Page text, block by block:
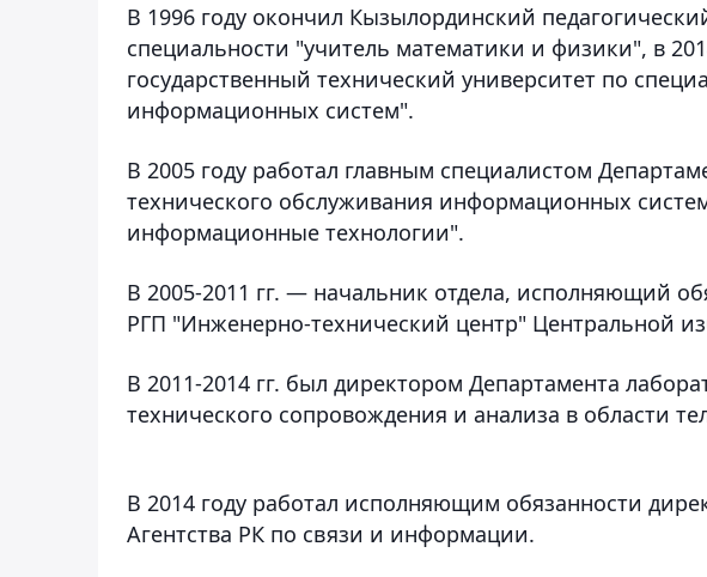
В 1996 году окончил Кызылординский
специальности "учитель математики и физики", в
государственный технический университет по
информационных систем".
В 2005 году работал главным специалистом
технического обслуживания информационных
информационные технологии".
В 2005-2011 гг. — начальник отдела, исполняющий
РГП "Инженерно-технический центр" Центральной
В 2011-2014 гг. был директором Департамента
технического сопровождения и анализа в области
В 2014 году работал исполняющим обязанности
Агентства РК по связи и информации.